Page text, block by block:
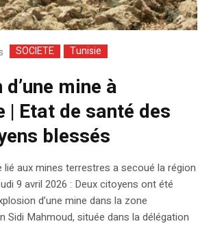
SOCIETE Tunisie
mine à
| Etat de santé des
blessés
lié aux mines terrestres a secoué la région
9 avril 2026 : Deux citoyens ont été
d’une mine dans la zone
Sidi Mahmoud, située dans la délégation